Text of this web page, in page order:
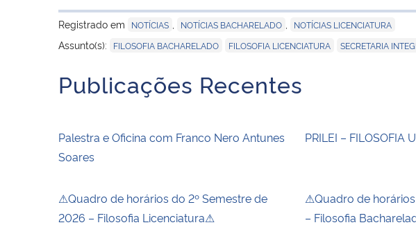
Registrado em
NOTÍCIAS NOTÍCIAS BACHARELADO NOTÍCIAS LICENCIATURA
Assunto(s): FILOSOFIA BACHARELADO FILOSOFIA LICENCIATURA SECRETARIA
Publicações Recentes
Palestra e Oficina com Franco Nero Antunes
Soares
PRILEI – FILOSOFIA
⚠Quadro de horários do 2º Semestre de
2026 – Filosofia Licenciatura⚠
⚠Quadro de
– Filosofia